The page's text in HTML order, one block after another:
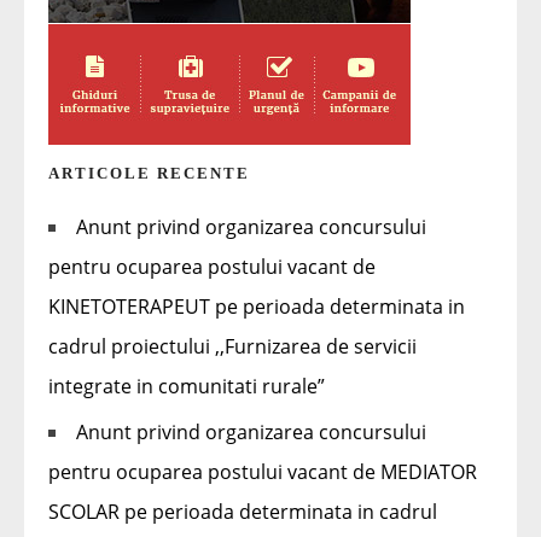
ARTICOLE RECENTE
Anunt privind organizarea concursului
pentru ocuparea postului vacant de
KINETOTERAPEUT pe perioada determinata in
cadrul proiectului ,,Furnizarea de servicii
integrate in comunitati rurale”
Anunt privind organizarea concursului
pentru ocuparea postului vacant de MEDIATOR
SCOLAR pe perioada determinata in cadrul